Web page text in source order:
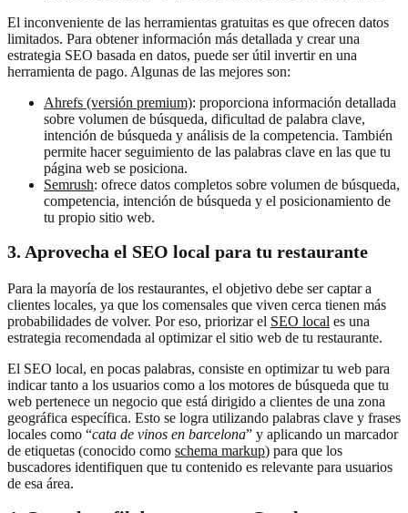
El inconveniente de las herramientas gratuitas es que ofrecen datos
limitados. Para obtener información más detallada y crear una
estrategia SEO basada en datos, puede ser útil invertir en una
herramienta de pago. Algunas de las mejores son:
Ahrefs (versión premium): proporciona información detallada
sobre volumen de búsqueda, dificultad de palabra clave,
intención de búsqueda y análisis de la competencia. También
permite hacer seguimiento de las palabras clave en las que tu
página web se posiciona.
Semrush: ofrece datos completos sobre volumen de búsqueda,
competencia, intención de búsqueda y el posicionamiento de
tu propio sitio web.
3. Aprovecha el SEO local para tu restaurante
Para la mayoría de los restaurantes, el objetivo debe ser captar a
clientes locales, ya que los comensales que viven cerca tienen más
probabilidades de volver. Por eso, priorizar el SEO local es una
estrategia recomendada al optimizar el sitio web de tu restaurante.
El SEO local, en pocas palabras, consiste en optimizar tu web para
indicar tanto a los usuarios como a los motores de búsqueda que tu
web pertenece un negocio que está dirigido a clientes de una zona
geográfica específica. Esto se logra utilizando palabras clave y frases
locales como “cata de vinos en barcelona” y aplicando un marcador
de etiquetas (conocido como schema markup) para que los
buscadores identifiquen que tu contenido es relevante para usuarios
de esa área.